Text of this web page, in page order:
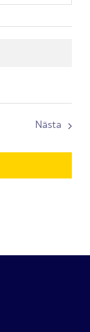
Nästa